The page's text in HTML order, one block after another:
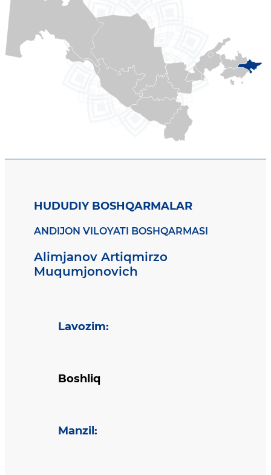
HUDUDIY BOSHQARMALAR
ANDIJON VILOYATI BOSHQARMASI
Alimjanov Artiqmirzo
Muqumjonovich
Lavozim:
Boshliq
Manzil :